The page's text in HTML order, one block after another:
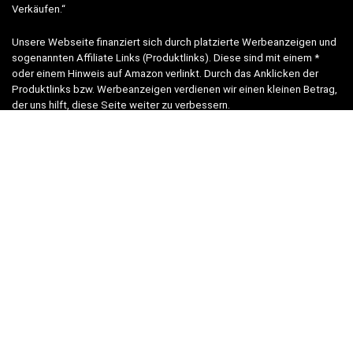
Verkäufen.“
Unsere Webseite finanziert sich durch platzierte Werbeanzeigen und
sogenannten Affiliate Links (Produktlinks). Diese sind mit einem *
oder einem Hinweis auf Amazon verlinkt. Durch das Anklicken der
Produktlinks bzw. Werbeanzeigen verdienen wir einen kleinen Betrag,
der uns hilft, diese Seite weiter zu verbessern.